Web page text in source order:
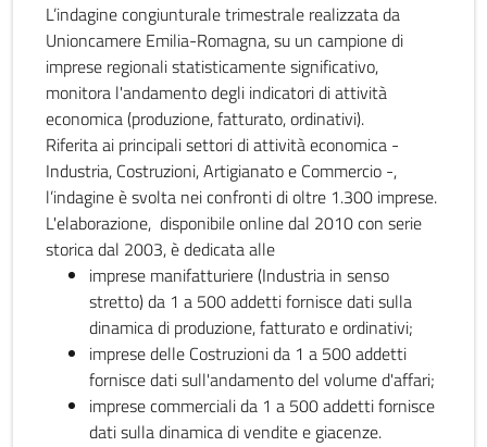
L’indagine congiunturale trimestrale realizzata da
Unioncamere Emilia-Romagna, su un campione di
imprese regionali statisticamente significativo,
monitora l'andamento degli indicatori di attività
economica (produzione, fatturato, ordinativi).
Riferita ai principali settori di attività economica -
Industria, Costruzioni, Artigianato e Commercio -,
l’indagine è svolta nei confronti di oltre 1.300 imprese.
L'elaborazione, disponibile online dal 2010 con serie
storica dal 2003, è dedicata alle
imprese manifatturiere (Industria in senso
stretto) da 1 a 500 addetti fornisce dati sulla
dinamica di produzione, fatturato e ordinativi;
imprese delle Costruzioni da 1 a 500 addetti
fornisce dati sull'andamento del volume d'affari;
imprese commerciali da 1 a 500 addetti fornisce
dati sulla dinamica di vendite e giacenze.